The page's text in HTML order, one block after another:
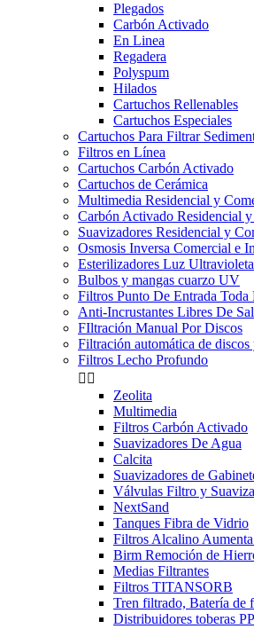
Plegados
Carbón Activado
En Linea
Regadera
Polyspum
Hilados
Cartuchos Rellenables
Cartuchos Especiales
Cartuchos Para Filtrar
Filtros en Línea
Cartuchos Carbón Activado
Cartuchos de Cerámica
Multimedia Residencial y
Carbón Activado Residencial
Suavizadores Residencial y
Osmosis Inversa Comercial e
Esterilizadores Luz
Bulbos y mangas cuarzo UV
Filtros Punto De Entrada Toda
Anti-Incrustantes Libres De Sal
FIltración Manual Por Discos
Filtración automática de discos
Filtros Lecho Profundo
 
Zeolita
Multimedia
Filtros Carbón Activado
Suavizadores De Agua
Calcita
Suavizadores de
Válvulas Filtro y
NextSand
Tanques Fibra de Vidrio
Filtros Alcalino
Birm Remoción de
Medias Filtrantes
Filtros TITANSORB
Tren filtrado, Batería de
Distribuidores toberas